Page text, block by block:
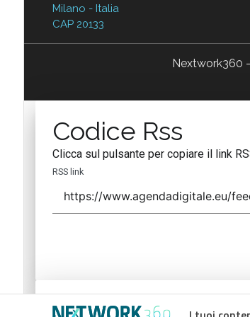
Milano - Italia
CAP 20133
Nextwork360
Codice Rss
Clicca sul pulsante per copiare il link
RSS link
Codice Rss